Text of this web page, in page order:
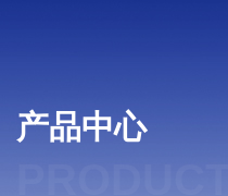
产品中心